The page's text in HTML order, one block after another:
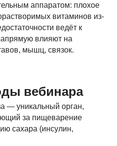
аппаратом: плохое
витаминов из-
ведёт к
влияют на
мышц, связок.
вебинара
— уникальный орган,
за пищеварение
сахара (инсулин,